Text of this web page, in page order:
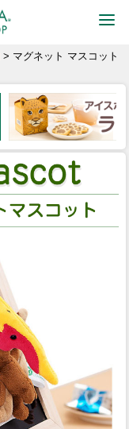
> マグネット マスコット